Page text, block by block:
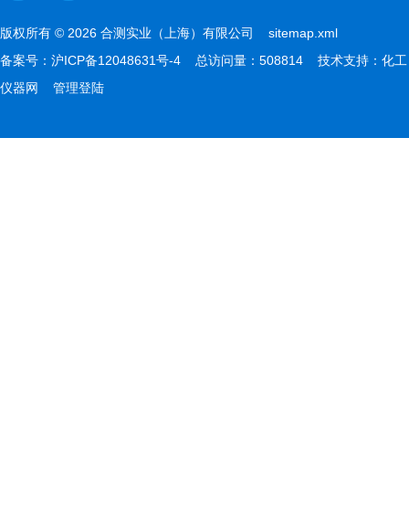
版权所有 © 2026 合测实业（上海）有限公司 sitemap.xml
备案号： 沪ICP备12048631号-4 总访问量：508814 技术支持： 化工
仪器网
管理登陆